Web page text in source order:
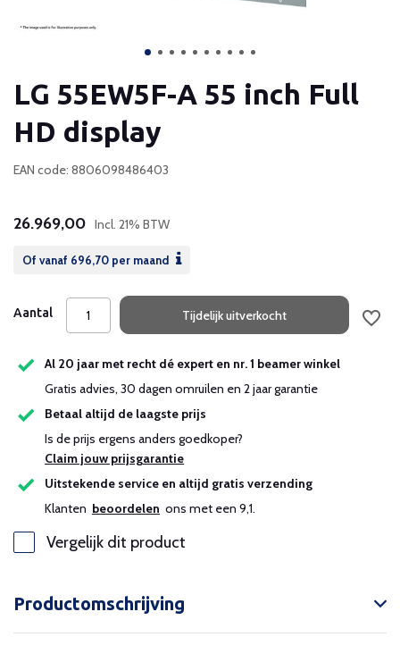
LG 55EW5F-A 55 inch Full
HD display
EAN code: 8806098486403
26.969,00 Incl. 21% BTW
Of vanaf 696,70 per maand
Aantal Tijdelijk uitverkocht
Al 20 jaar met recht dé expert en nr. 1 beamer winkel
Gratis advies, 30 dagen omruilen en 2 jaar garantie
Betaal altijd de laagste prijs
Is de prijs ergens anders goedkoper?
Claim jouw prijsgarantie
Uitstekende service en altijd gratis verzending
Klanten beoordelen ons met een 9,1.
Vergelijk dit product
Productomschrijving